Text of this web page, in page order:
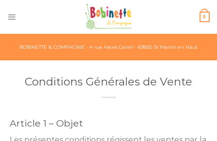
0
BOBINETTE & COMPAGNIE - 4 rue Alexis Carrel - 69850 St Martin en Haut
Conditions Générales de Vente
Article 1 – Objet